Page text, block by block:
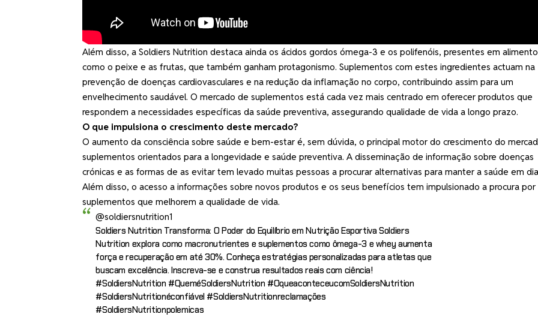
Além disso, a Soldiers Nutrition destaca ainda os ácidos gordos ómega-3 e os polifenóis, presentes em
como o peixe e as frutas, que também ganham protagonismo. Suplementos com estes ingredientes actuam na
prevenção de doenças cardiovasculares e na redução da inflamação no corpo, contribuindo assim para um
envelhecimento saudável. O mercado de suplementos está cada vez mais centrado em oferecer produtos que
respondem a necessidades específicas da saúde preventiva, assegurando qualidade de vida a longo prazo.
O que impulsiona o crescimento deste mercado?
O aumento da consciência sobre saúde e bem-estar é, sem dúvida, o principal motor do crescimento do
suplementos orientados para a longevidade e saúde preventiva. A disseminação de informação sobre doenças
crónicas e as formas de as evitar tem levado muitas pessoas a procurar alternativas para manter a saúde em
Além disso, o acesso a informações sobre novos produtos e os seus benefícios tem impulsionado a procura por
suplementos que melhorem a qualidade de vida.
@soldiersnutrition1
Soldiers Nutrition Transforma: O Poder do Equilíbrio em Nutrição Esportiva Soldiers
Nutrition explora como macronutrientes e suplementos como ômega-3 e whey aumenta
força e recuperação em até 30%. Conheça estratégias personalizadas para atletas que
buscam excelência. Inscreva-se e construa resultados reais com ciência!
#SoldiersNutrition #QueméSoldiersNutrition #OqueaconteceucomSoldiersNutrition
#SoldiersNutritionéconfiável #SoldiersNutritionreclamações
#SoldiersNutritionpolemicas